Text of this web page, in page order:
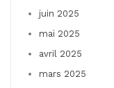
juin 2025
mai 2025
avril 2025
mars 2025